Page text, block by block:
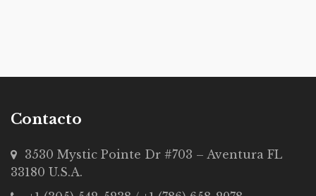
Contacto
3530 Mystic Pointe Dr #703 – Aventura FL
33180 U.S.A.